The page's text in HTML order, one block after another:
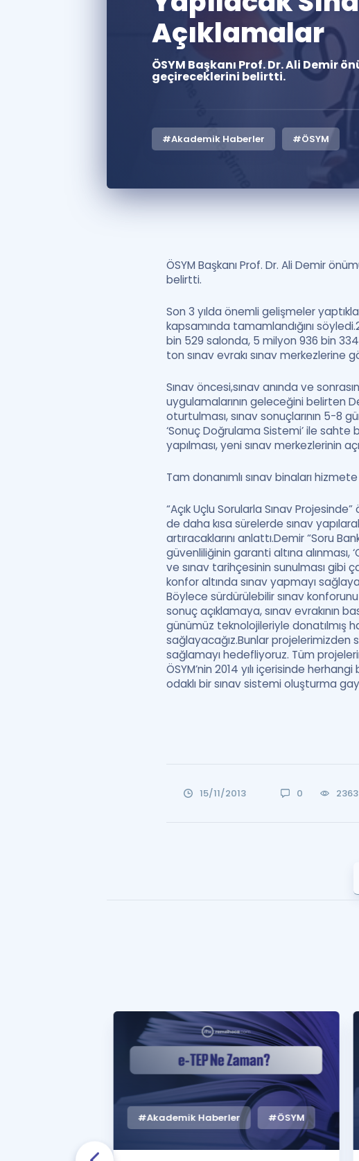
Açıklamalar
ÖSYM Başkanı Prof. Dr. Ali Demir
geçireceklerini belirtti.
#Akademik Haberler #ÖSYM
ÖSYM Başkanı Prof. Dr. Ali Demir
belirtti.
Son 3 yılda önemli gelişmeler
kapsamında tamamlandığını
bin 529 salonda, 5 milyon 936 bin 334
ton sınav evrakı sınav merkezlerine
Sınav öncesi,sınav anında ve
uygulamalarının geleceğini belirten
oturtulması, sınav sonuçlarının 5-8
‘Sonuç Doğrulama Sistemi’ ile sahte
yapılması, yeni sınav merkezlerinin
Tam donanımlı sınav binaları
“Açık Uçlu Sorularla Sınav
de daha kısa sürelerde sınav
artıracaklarını anlattı.Demir “Soru
güvenliliğinin garanti altına alınması,
ve sınav tarihçesinin sunulması gibi
konfor altında sınav yapmayı
Böylece sürdürülebilir sınav
sonuç açıklamaya, sınav evrakının
günümüz teknolojileriyle donatılmış
sağlayacağız.Bunlar projelerimizden
sağlamayı hedefliyoruz. Tüm
ÖSYM’nin 2014 yılı içerisinde
odaklı bir sınav sistemi oluşturma
15/11/2013 0 2363
#Akademik Haberler #ÖSYM